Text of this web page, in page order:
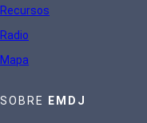
Recursos
Radio
Mapa
SOBRE EMDJ